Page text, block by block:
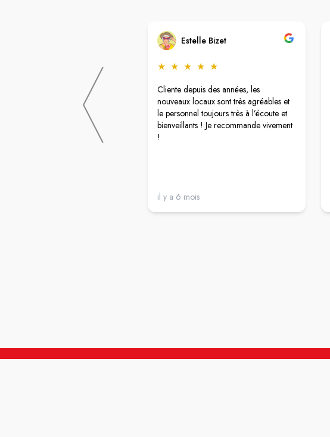
Estelle Bizet
★ ★ ★ ★ ★
Cliente depuis des années, les
nouveaux locaux sont très agréables et
le personnel toujours très à l’écoute et
bienveillants ! Je recommande vivement
!
il y a 6 mois